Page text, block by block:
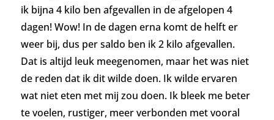
ik bijna 4 kilo ben afgevallen in de afgelopen 4
dagen! Wow! In de dagen erna komt de helft er
weer bij, dus per saldo ben ik 2 kilo afgevallen.
Dat is altijd leuk meegenomen, maar het was niet
de reden dat ik dit wilde doen. Ik wilde ervaren
wat niet eten met mij zou doen. Ik bleek me beter
te voelen, rustiger, meer verbonden met vooral